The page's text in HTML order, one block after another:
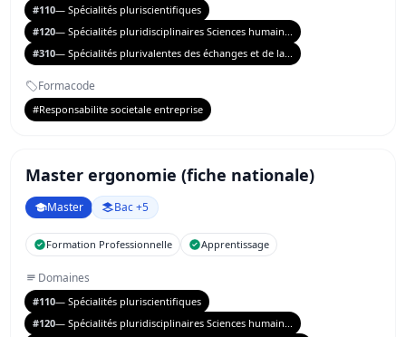
#110— Spécialités pluriscientifiques
#120— Spécialités pluridisciplinaires Sciences humain...
#310— Spécialités plurivalentes des échanges et de la...
Formacode
#Responsabilite societale entreprise
Master ergonomie (fiche nationale)
Master Bac +5
Formation Professionnelle Apprentissage
Domaines
#110— Spécialités pluriscientifiques
#120— Spécialités pluridisciplinaires Sciences humain...